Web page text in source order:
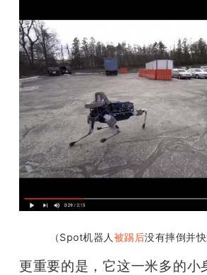
（Spot机器人 被踢后没有摔倒并快
更重要的是，它这一米多的小